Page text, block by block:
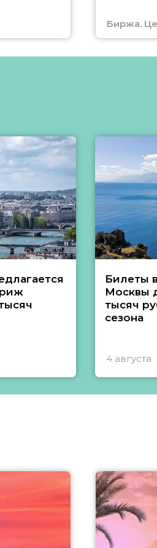
Биржа.
Билеты
Москвы
тысяч
сезона
4 августа